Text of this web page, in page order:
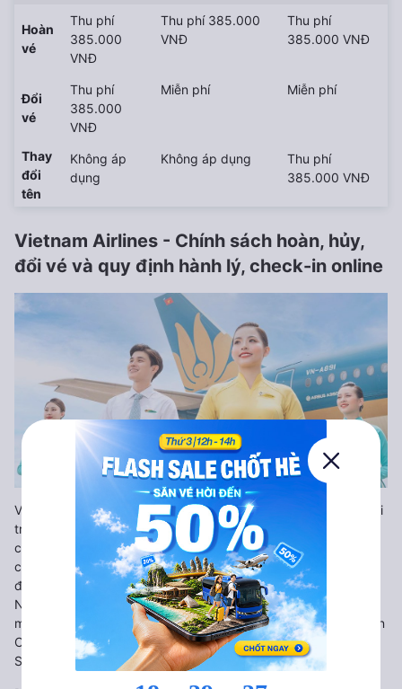
Hoàn
vé
Thu phí
385.000
VNĐ
Thu phí 385.000
VNĐ
Thu phí
385.000 VNĐ
Đổi
vé
Thu phí
385.000
VNĐ
Miễn phí Miễn phí
Thay
đổi
tên
Không áp
dụng
Không áp dụng
Thu phí
385.000 VNĐ
Vietnam Airlines - Chính sách hoàn, hủy,
đổi vé và quy định hành lý, check-in online
Vietnam Airlines là Tổng Công ty Hàng không Việt Nam, giữ vai
trò là hãng hàng không quốc gia, thành lập năm 1993 và
chuyển đổi sang mô hình công ty cổ phần từ năm 2015. Hãng
cam kết cung cấp dịch vụ chất lượng, an toàn và hiệu quả,
đồng thời đóng vai trò chủ lực trong ngành hàng không Việt
Nam với quy mô hoạt động toàn cầu và là thành viên của Liên
minh hàng không Skyteam. Vietnam Airlines vinh dự được nhận
Chứng nhận An toàn khai thác của IATA (IOSA) và được
SkyTrax công nhận là hãng hàng không 4 sao.